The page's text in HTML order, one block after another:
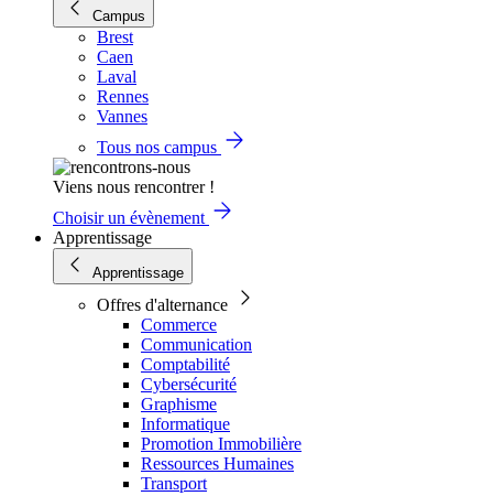
Campus
Brest
Caen
Laval
Rennes
Vannes
Tous nos campus
Viens nous rencontrer !
Choisir un évènement
Apprentissage
Apprentissage
Offres d'alternance
Commerce
Communication
Comptabilité
Cybersécurité
Graphisme
Informatique
Promotion Immobilière
Ressources Humaines
Transport